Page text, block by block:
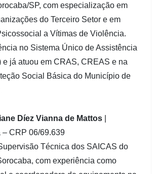
SP, com especialização em
do Terceiro Setor e em
a Vítimas de Violência.
no Sistema Único de Assistência
e já atuou em CRAS, CREAS e na
Social Básica do Município de
Díez Vianna de Mattos
– CRP 06/69.639
Técnica dos SAICAS do
com experiência como